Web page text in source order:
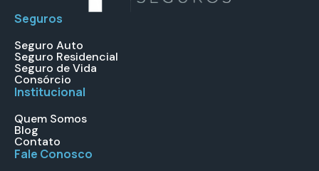
Seguros
Seguro Auto
Seguro Residencial
Seguro de Vida
Consórcio
Institucional
Quem Somos
Blog
Contato
Fale Conosco